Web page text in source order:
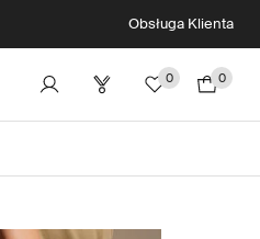
Obsługa Klienta
0 0